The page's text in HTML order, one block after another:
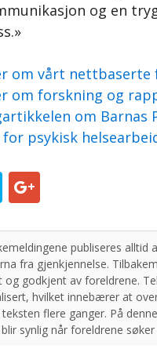
og en
om vårt nettbaserte
om forskning og
om Barnas
psykisk